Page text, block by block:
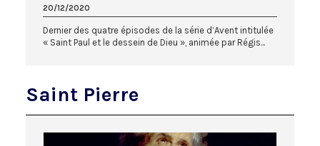
20/12/2020
Dernier des quatre épisodes de la série d’Avent intitulée
« Saint Paul et le dessein de Dieu », animée par Régis...
Saint Pierre